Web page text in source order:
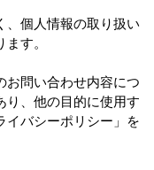
、個人情報の取り扱い
す。
お問い合わせ内容につ
り、他の目的に使用す
イバシーポリシー」を